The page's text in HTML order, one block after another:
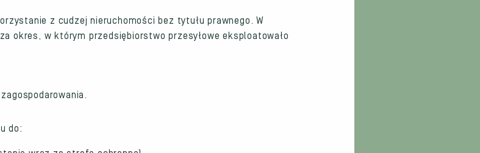
z cudzej nieruchomości bez tytułu prawnego. W
okres, w którym przedsiębiorstwo przesyłowe eksploatowało
do: